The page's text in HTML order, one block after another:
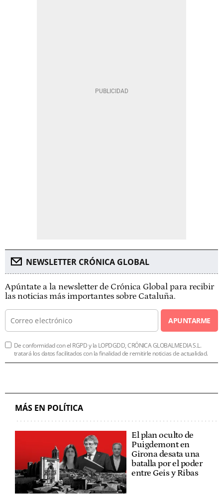
NEWSLETTER CRÓNICA GLOBAL
Apúntate a la newsletter de Crónica Global para recibir
las noticias más importantes sobre Cataluña.
APUNTARME
De conformidad con el RGPD y la LOPDGDD, CRÓNICA GLOBALMEDIA S.L.
tratará los datos facilitados con la finalidad de remitirle noticias de actualidad.
MÁS EN POLÍTICA
El plan oculto de
Puigdemont en
Girona desata una
batalla por el poder
entre Geis y Ribas